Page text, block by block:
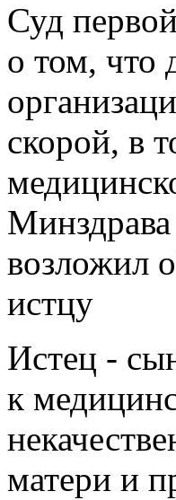
Суд
о том, что
скорой, в
возложил
истцу
Истец -
к
матери и